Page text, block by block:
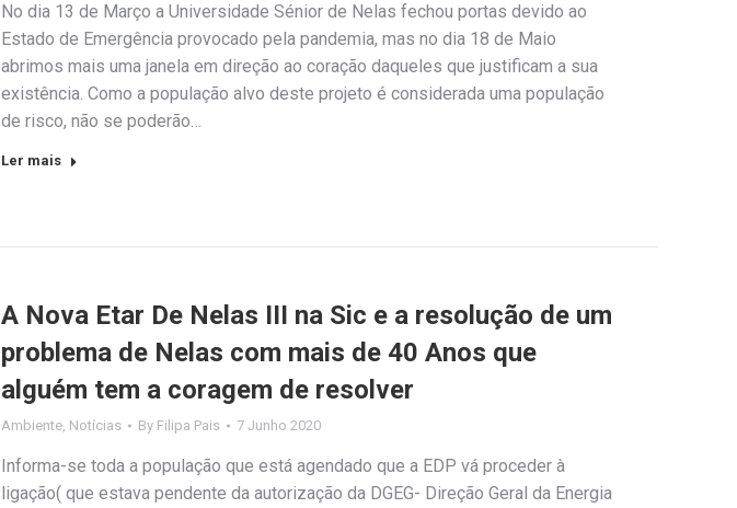
No dia 13 de Março a Universidade Sénior de Nelas fechou portas devido ao
Estado de Emergência provocado pela pandemia, mas no dia 18 de Maio
abrimos mais uma janela em direção ao coração daqueles que justificam a sua
existência. Como a população alvo deste projeto é considerada uma população
de risco, não se poderão…
Ler mais
A Nova Etar De Nelas III na Sic e a resolução de um
problema de Nelas com mais de 40 Anos que
alguém tem a coragem de resolver
Ambiente Notícias By Filipa Pais 7 Junho 2020
Informa-se toda a população que está agendado que a EDP vá proceder à
ligação( que estava pendente da autorização da DGEG- Direção Geral da Energia